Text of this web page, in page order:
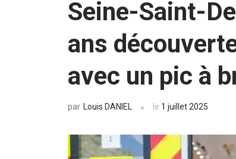
Seine-Saint-
ans
avec un pic à
par Louis DANIEL le 1 juillet 2025